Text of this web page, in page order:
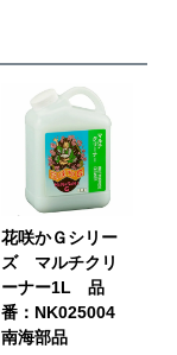
花咲かＧシリー
ズ マルチクリ
ーナー1L 品
番：NK025004
南海部品